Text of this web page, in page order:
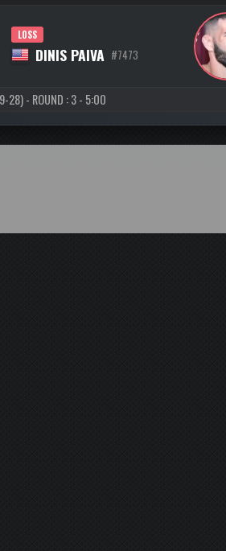
LOSS
DINIS PAIVA #7473
28) - ROUND : 3 - 5:00